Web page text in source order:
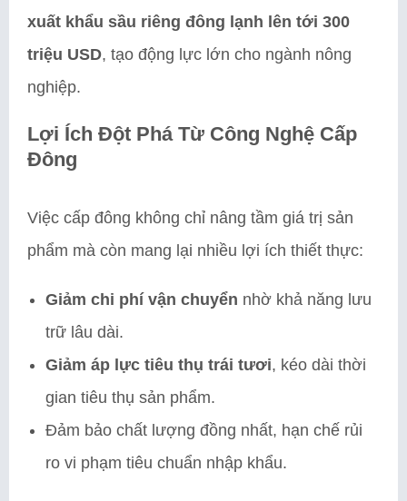
xuất khẩu sầu riêng đông lạnh lên tới 300
triệu USD, tạo động lực lớn cho ngành nông
nghiệp.
Lợi Ích Đột Phá Từ Công Nghệ Cấp
Đông
Việc cấp đông không chỉ nâng tầm giá trị sản
phẩm mà còn mang lại nhiều lợi ích thiết thực:
Giảm chi phí vận chuyển nhờ khả năng lưu
trữ lâu dài.
Giảm áp lực tiêu thụ trái tươi, kéo dài thời
gian tiêu thụ sản phẩm.
Đảm bảo chất lượng đồng nhất, hạn chế rủi
ro vi phạm tiêu chuẩn nhập khẩu.